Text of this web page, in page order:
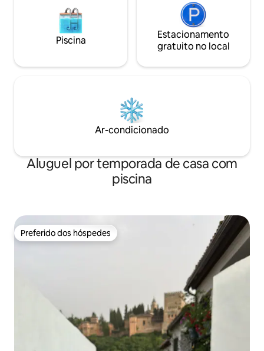
Piscina
Estacionamento
gratuito no local
Ar-condicionado
Aluguel por temporada de casa com
piscina
Preferido dos hóspedes
Preferido dos hóspedes